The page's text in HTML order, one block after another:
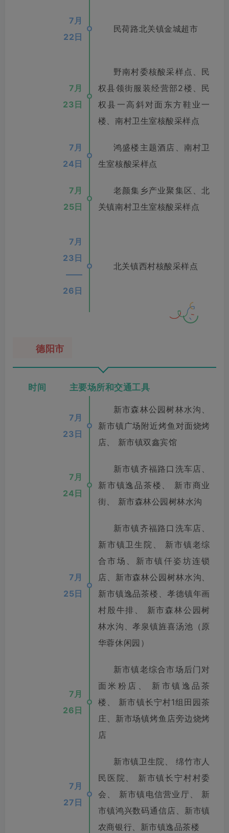
7月
22日
民荷路北关镇金城超市
7月
23日
野南村委核酸采样点、民
权县领街服装经营部2楼、民
权县一高斜对面东方鞋业一
楼、南村卫生室核酸采样点
7月
24日
鸿盛楼主题酒店、南村卫
生室核酸采样点
7月
25日
老颜集乡产业聚集区、北
关镇南村卫生室核酸采样点
7月
23日
——
26日
北关镇西村核酸采样点
德阳市
时间 主要场所和交通工具
7月
23日
新市森林公园树林水沟、
新市镇广场附近烤鱼对面烧烤
店、 新市镇双鑫宾馆
7月
24日
新市镇齐福路口洗车店、
新市镇逸品茶楼、 新市商业
街、 新市森林公园树林水沟
7月
25日
新市镇齐福路口洗车店、
新市镇卫生院、 新市镇老综
合市场、新市镇仟姿坊连锁
店、新市森林公园树林水沟、
新市镇逸品茶楼、孝德镇年画
村殷牛排、 新市森林公园树
林水沟、孝泉镇旌喜汤池（原
华蓉休闲园）
7月
26日
新市镇老综合市场后门对
面米粉店、 新市镇逸品茶
楼、 新市镇长宁村1组田园茶
庄、新市场镇烤鱼店旁边烧烤
店
7月
27日
新市镇卫生院、 绵竹市人
民医院、 新市镇长宁村村委
会、 新市镇电信营业厅、 新
市镇鸿兴数码通信店、新市镇
农商银行、新市镇逸品茶楼